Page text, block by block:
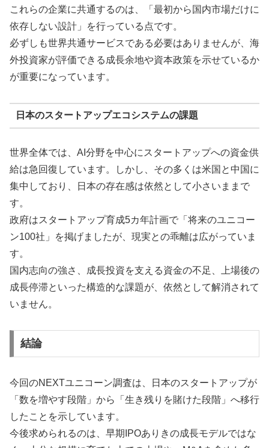
これらの企業に共通するのは、「最初から国内市場だけに
依存しない設計」を行っている点です。
必ずしも世界共通サービスである必要はありませんが、海
外投資家が評価できる成長余地や資本政策を示せているか
が重要になっています。
日本のスタートアップエコシステムの課題
世界全体では、AI分野を中心にスタートアップへの資金供
給は急回復しています。しかし、その多くは米国と中国に
集中しており、日本の存在感は依然として小さいままで
す。
政府はスタートアップ育成5カ年計画で「将来のユニコー
ン100社」を掲げましたが、現実との乖離は広がっていま
す。
国内志向の強さ、成長投資を支える資金の不足、上場後の
成長停滞といった構造的な課題が、依然として解消されて
いません。
結論
今回のNEXTユニコーン調査は、日本のスタートアップが
「数を増やす段階」から「生き残りを賭けた段階」へ移行
したことを示しています。
今後求められるのは、早期IPOありきの成長モデルではな